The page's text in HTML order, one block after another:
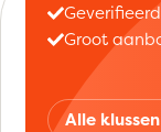
Groot
Alle